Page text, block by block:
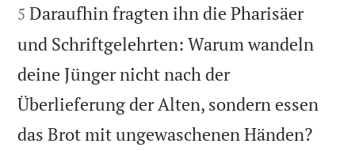
5 Daraufhin fragten ihn die Pharisäer
und Schriftgelehrten: Warum wandeln
deine Jünger nicht nach der
Überlieferung der Alten, sondern essen
das Brot mit ungewaschenen Händen?